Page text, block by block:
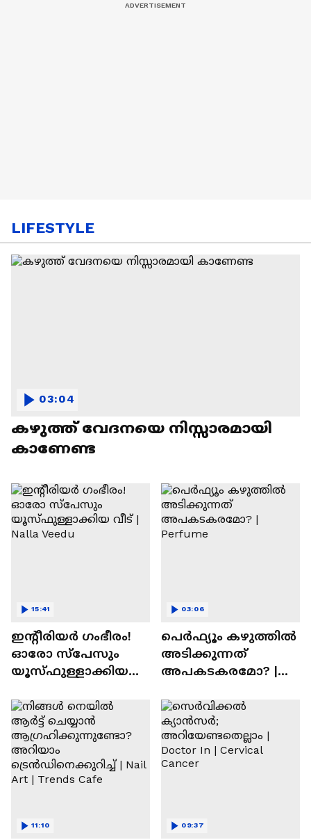
LIFESTYLE
കഴുത്ത് വേദനയെ നിസ്സാരമായി
കാണേണ്ട
03:04
ഇന്റീരിയർ ഗംഭീരം!
ഓരോ സ്‌പേസും
യൂസ്ഫുള്ളാക്കിയ
15:41
പെർഫ്യൂം കഴുത്തിൽ
അടിക്കുന്നത്
അപകടകരമോ? |
03:06
11:10 09:37